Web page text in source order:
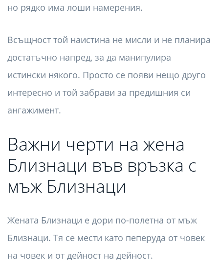
но рядко има лоши намерения.
Всъщност той наистина не мисли и не планира
достатъчно напред, за да манипулира
истински някого. Просто се появи нещо друго
интересно и той забрави за предишния си
ангажимент.
Важни черти на жена
Близнаци във връзка с
мъж Близнаци
Жената Близнаци е дори по-полетна от мъж
Близнаци. Тя се мести като пеперуда от човек
на човек и от дейност на дейност.